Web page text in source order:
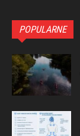
POPULARNE